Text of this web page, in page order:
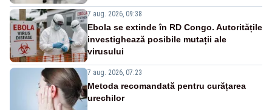
7 aug. 2026, 09:38
Ebola se extinde în RD Congo. Autoritățile
investighează posibile mutații ale
virusului
7 aug. 2026, 07:23
Metoda recomandată pentru curățarea
urechilor